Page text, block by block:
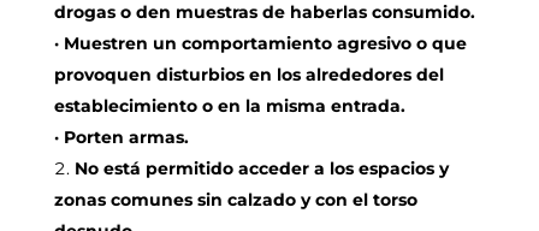
drogas o den muestras de haberlas consumido.
· Muestren un comportamiento agresivo o que
provoquen disturbios en los alrededores del
establecimiento o en la misma entrada.
· Porten armas.
No está permitido acceder a los espacios y
zonas comunes sin calzado y con el torso